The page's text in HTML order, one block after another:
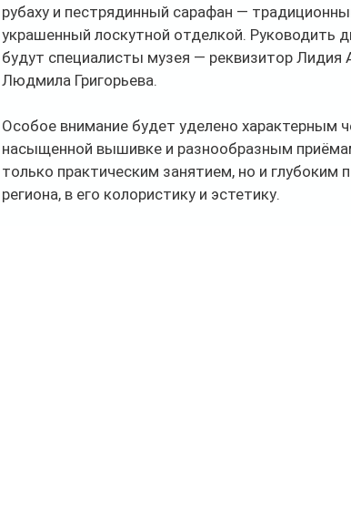
рубаху и пестрядинный сарафан —
украшенный лоскутной отделкой. Руководить
будут специалисты музея — реквизитор Лидия
Людмила Григорьева.
Особое внимание будет уделено характерным
насыщенной вышивке и разнообразным
только практическим занятием, но и глубоким
региона, в его колористику и эстетику.